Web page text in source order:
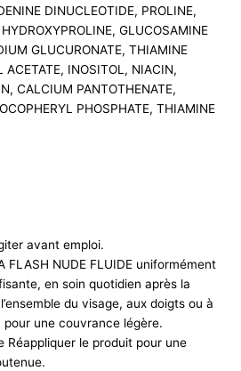
DINUCLEOTIDE, PROLINE,
GLUCOSAMINE
GLUCURONATE, THIAMINE
ACETATE, INOSITOL, NIACIN,
CALCIUM PANTOTHENATE,
PHOSPHATE, THIAMINE
avant emploi.
FLASH NUDE FLUIDE uniformément
en soin quotidien après la
du visage, aux doigts ou à
pour une couvrance légère.
Réappliquer le produit pour une